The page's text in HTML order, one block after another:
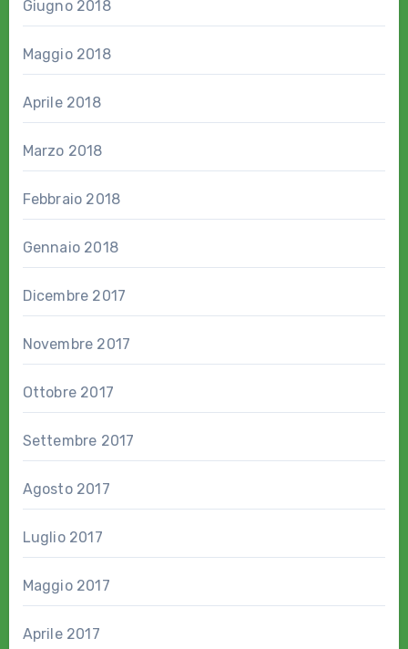
Giugno 2018
Maggio 2018
Aprile 2018
Marzo 2018
Febbraio 2018
Gennaio 2018
Dicembre 2017
Novembre 2017
Ottobre 2017
Settembre 2017
Agosto 2017
Luglio 2017
Maggio 2017
Aprile 2017